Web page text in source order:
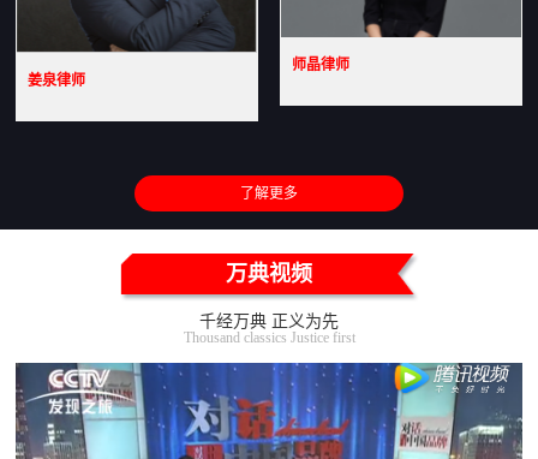
姜泉律师
师晶律师
了解更多
万典视频
千经万典 正义为先
Thousand classics Justice first